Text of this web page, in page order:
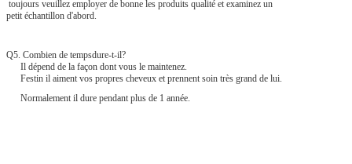
toujours veuillez employer de bonne les produits qualité et examinez un
petit échantillon d'abord.
Q5. Combien de tempsdure-t-il?
Il dépend de la façon dont vous le maintenez.
Festin il aiment vos propres cheveux et prennent soin très grand de lui.
Normalement il dure pendant plus de 1 année.